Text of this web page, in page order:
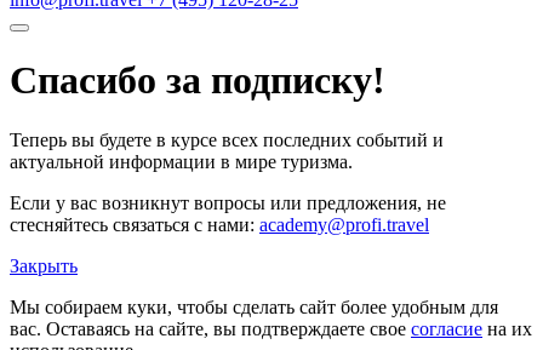
Спасибо за подписку!
Теперь вы будете в курсе всех последних событий и
актуальной информации в мире туризма.
Если у вас возникнут вопросы или предложения, не
стесняйтесь связаться с нами: academy@profi.travel
Закрыть
Мы собираем куки, чтобы сделать сайт более удобным для
вас. Оставаясь на сайте, вы подтверждаете свое согласие на их